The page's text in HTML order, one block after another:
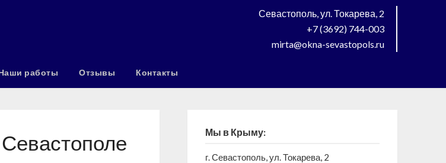
Севастополь, ул. Токарева, 2
+7 (3692) 744-003
mirta@okna-sevastopols.ru
работы Отзывы Контакты
Мы в Крыму:
г. Севастополь, ул. Токарева, 2